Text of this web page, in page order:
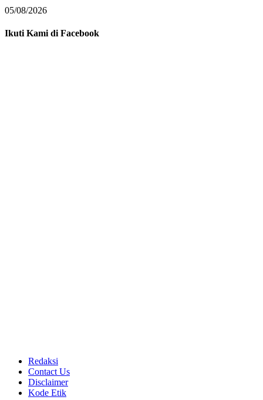
05/08/2026
Ikuti Kami di Facebook
Redaksi
Contact Us
Disclaimer
Kode Etik